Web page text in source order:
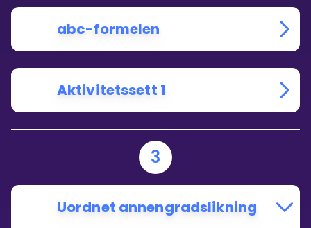
abc-formelen
Aktivitetssett 1
3
Uordnet annengradslikning